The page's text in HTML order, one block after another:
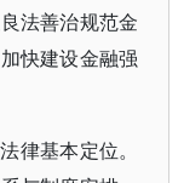
法善治规范金
快建设金融强
律基本定位。